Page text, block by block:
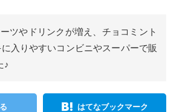
ツやドリンクが増え、チョコミント
入りやすいコンビニやスーパーで販
♪
はてなブックマーク